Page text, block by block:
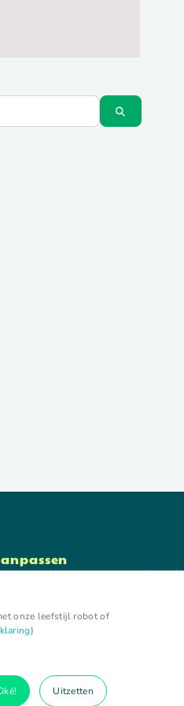
onze leefstijl robot of
)
Uitzetten